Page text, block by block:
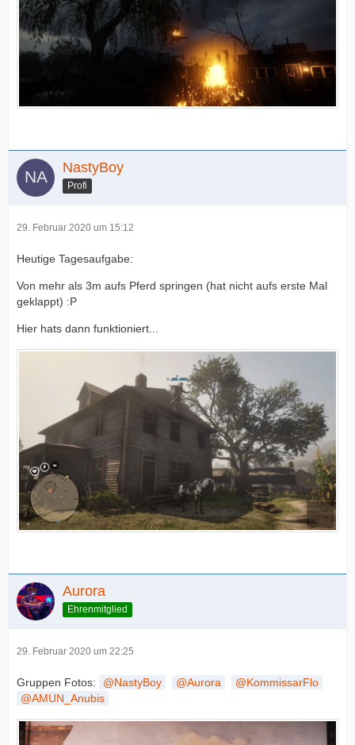
NastyBoy
Profi
29. Februar 2020 um 15:12
Heutige Tagesaufgabe:
Von mehr als 3m aufs Pferd springen (hat nicht aufs erste Mal
geklappt) :P
Hier hats dann funktioniert...
Aurora
Ehrenmitglied
29. Februar 2020 um 22:25
Gruppen Fotos: NastyBoy Aurora
KommissarFlo
AMUN_Anubis